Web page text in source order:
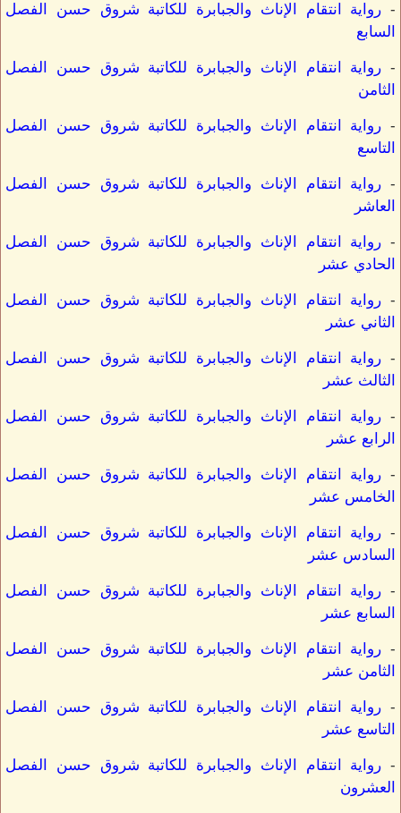
- رواية انتقام الإناث والجبابرة للكاتبة شروق حسن الفصل
السابع
- رواية انتقام الإناث والجبابرة للكاتبة شروق حسن الفصل
الثامن
- رواية انتقام الإناث والجبابرة للكاتبة شروق حسن الفصل
التاسع
- رواية انتقام الإناث والجبابرة للكاتبة شروق حسن الفصل
العاشر
- رواية انتقام الإناث والجبابرة للكاتبة شروق حسن الفصل
الحادي عشر
- رواية انتقام الإناث والجبابرة للكاتبة شروق حسن الفصل
الثاني عشر
- رواية انتقام الإناث والجبابرة للكاتبة شروق حسن الفصل
الثالث عشر
- رواية انتقام الإناث والجبابرة للكاتبة شروق حسن الفصل
الرابع عشر
- رواية انتقام الإناث والجبابرة للكاتبة شروق حسن الفصل
الخامس عشر
- رواية انتقام الإناث والجبابرة للكاتبة شروق حسن الفصل
السادس عشر
- رواية انتقام الإناث والجبابرة للكاتبة شروق حسن الفصل
السابع عشر
- رواية انتقام الإناث والجبابرة للكاتبة شروق حسن الفصل
الثامن عشر
- رواية انتقام الإناث والجبابرة للكاتبة شروق حسن الفصل
التاسع عشر
- رواية انتقام الإناث والجبابرة للكاتبة شروق حسن الفصل
العشرون